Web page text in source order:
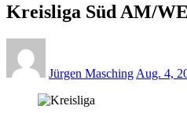
Kreisliga Süd AM/
Jürgen Masching Aug. 4,